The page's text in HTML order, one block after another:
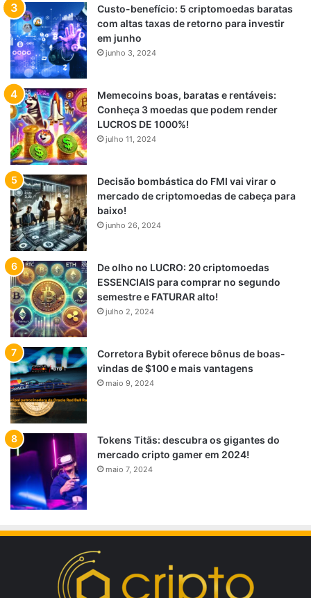
Custo-benefício: 5 criptomoedas baratas
com altas taxas de retorno para investir
em junho
junho 3, 2024
Memecoins boas, baratas e rentáveis:
Conheça 3 moedas que podem render
LUCROS DE 1000%!
julho 11, 2024
Decisão bombástica do FMI vai virar o
mercado de criptomoedas de cabeça para
baixo!
junho 26, 2024
De olho no LUCRO: 20 criptomoedas
ESSENCIAIS para comprar no segundo
semestre e FATURAR alto!
julho 2, 2024
Corretora Bybit oferece bônus de boas-
vindas de $100 e mais vantagens
maio 9, 2024
Tokens Titãs: descubra os gigantes do
mercado cripto gamer em 2024!
maio 7, 2024